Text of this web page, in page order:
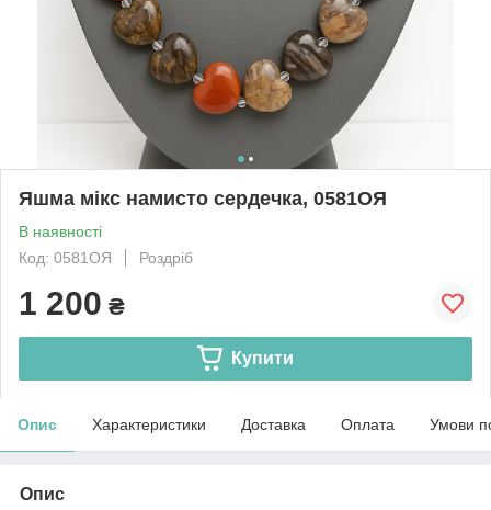
Яшма мікс намисто сердечка, 0581ОЯ
В наявності
Код: 0581ОЯ
Роздріб
1 200 ₴
Купити
Опис Характеристики Доставка Оплата Умови
Опис